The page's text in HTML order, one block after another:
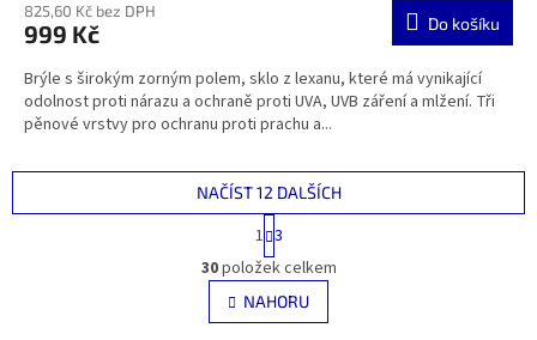
825,60 Kč bez DPH
999 Kč Do košíku
Brýle s širokým zorným polem, sklo z lexanu, které má vynikající
odolnost proti nárazu a ochraně proti UVA, UVB záření a mlžení. Tři
pěnové vrstvy pro ochranu proti prachu a...
O
v
l
á
NAČÍST 12 DALŠÍCH
t
r
á
n
k
1 3
30položek celkem
NAHORU